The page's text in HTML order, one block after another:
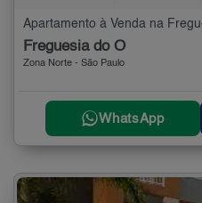
Apartamento à Venda na
Freguesia do Ó
Zona Norte - São Paulo
WhatsApp